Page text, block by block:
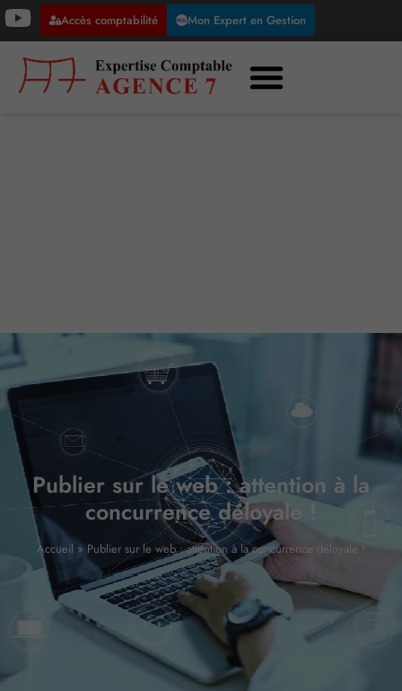
Accès comptabilité Mon Expert en Gestion
Publier sur le web : attention à la
concurrence déloyale !
Accueil »Publier sur le web : attention à la concurrence déloyale !